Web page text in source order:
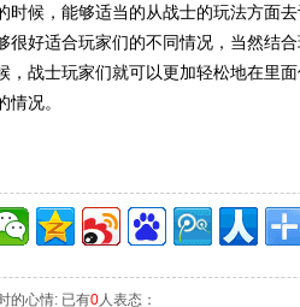
时候，能够适当的从战士的玩法方面
很好适合玩家们的不同情况，当然结
，战士玩家们就可以更加轻松地在里
况。
的心情: 已有0人表态：